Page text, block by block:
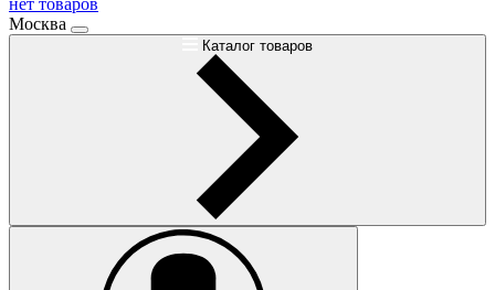
нет товаров
Москва
Каталог товаров